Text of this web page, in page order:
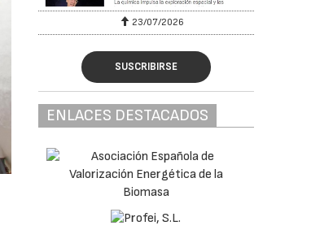
23/07/2026
SUSCRIBIRSE
ENLACES DESTACADOS